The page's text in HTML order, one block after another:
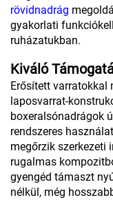
rövidnadrág
gyakorlati
ruházatukban.
Kiváló
Erősített varratokkal
laposvarrat-
boxeralsónadrágok
rendszeres
megőrzik szerkezeti
rugalmas
gyengéd támaszt
nélkül, még